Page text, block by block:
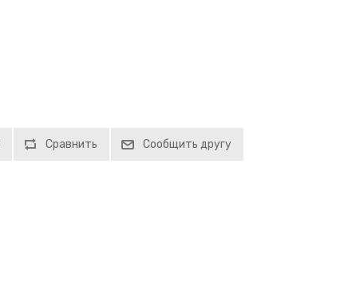
Сравнить Сообщить другу